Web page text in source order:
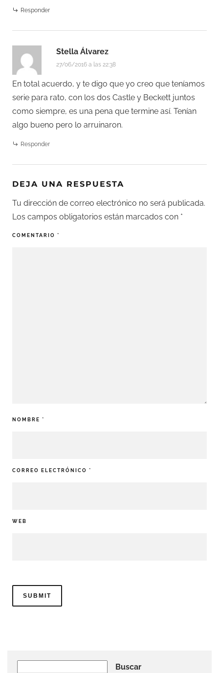
Responder
Stella Álvarez
27/06/2016 a las 22:38
En total acuerdo, y te digo que yo creo que teníamos
serie para rato, con los dos Castle y Beckett juntos
como siempre, es una pena que termine así. Tenían
algo bueno pero lo arruinaron.
Responder
DEJA UNA RESPUESTA
Tu dirección de correo electrónico no será publicada.
Los campos obligatorios están marcados con *
COMENTARIO *
NOMBRE *
CORREO ELECTRÓNICO *
WEB
Buscar